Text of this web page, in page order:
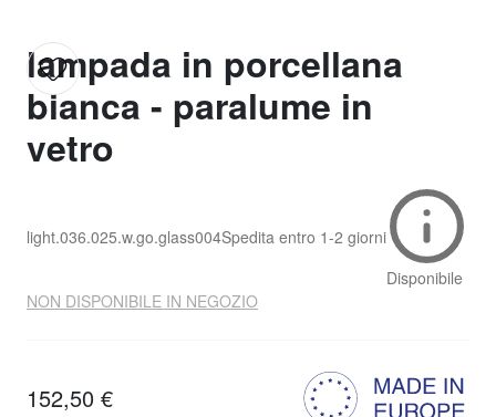
lampada in porcellana
bianca - paralume in
vetro
light.036.025.w.go.glass004Spedita entro 1-2 giorni
Disponibile
NON DISPONIBILE IN NEGOZIO
152,50 €